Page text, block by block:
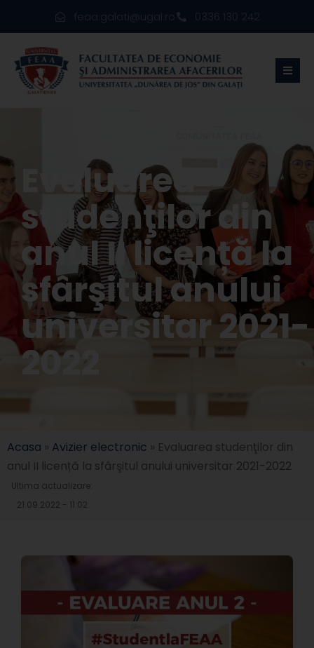
feaa.galati@ugal.ro 0336 130 242
Evaluarea
studenţilor din
anul II licență la
sfârşitul anului
universitar 2021-
2022
Acasa » Avizier electronic » Evaluarea studenţilor din
anul II licență la sfârşitul anului universitar 2021-2022
Ultima actualizare:
21.09.2022 - 11:02